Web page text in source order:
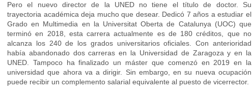
Pero el nuevo director de la UNED no tiene el título de doctor. Su
trayectoria académica deja mucho que desear. Dedicó 7 años a estudiar el
Grado en Multimedia en la Universitat Oberta de Catalunya (UOC) que
terminó en 2018, esta carrera actualmente es de 180 créditos, que no
alcanza los 240 de los grados universitarios oficiales. Con anterioridad
había abandonado dos carreras en la Universidad de Zaragoza y en la
UNED. Tampoco ha finalizado un máster que comenzó en 2019 en la
universidad que ahora va a dirigir. Sin embargo, en su nueva ocupación
puede recibir un complemento salarial equivalente al puesto de vicerrector.